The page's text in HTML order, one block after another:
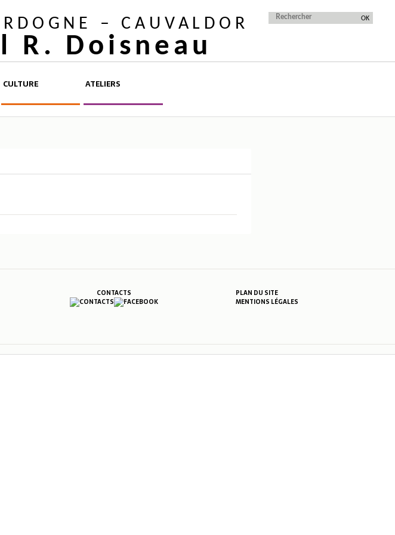
– CAUVALDOR
Doisneau
CULTURE ATELIERS
CONTACTS
PLAN DU SITE
MENTIONS LÉGALES